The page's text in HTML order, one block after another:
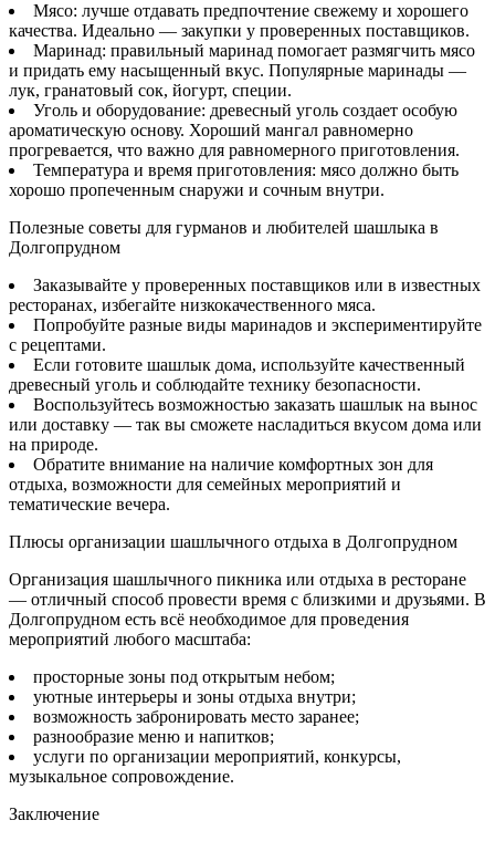
Мясо: лучше отдавать предпочтение свежему и хорошего
качества. Идеально — закупки у проверенных поставщиков.
Маринад: правильный маринад помогает размягчить мясо
и придать ему насыщенный вкус. Популярные маринады —
лук, гранатовый сок, йогурт, специи.
Уголь и оборудование: древесный уголь создает особую
ароматическую основу. Хороший мангал равномерно
прогревается, что важно для равномерного приготовления.
Температура и время приготовления: мясо должно быть
хорошо пропеченным снаружи и сочным внутри.
Полезные советы для гурманов и любителей шашлыка в
Долгопрудном
Заказывайте у проверенных поставщиков или в известных
ресторанах, избегайте низкокачественного мяса.
Попробуйте разные виды маринадов и экспериментируйте
с рецептами.
Если готовите шашлык дома, используйте качественный
древесный уголь и соблюдайте технику безопасности.
Воспользуйтесь возможностью заказать шашлык на вынос
или доставку — так вы сможете насладиться вкусом дома или
на природе.
Обратите внимание на наличие комфортных зон для
отдыха, возможности для семейных мероприятий и
тематические вечера.
Плюсы организации шашлычного отдыха в Долгопрудном
Организация шашлычного пикника или отдыха в ресторане
— отличный способ провести время с близкими и друзьями. В
Долгопрудном есть всё необходимое для проведения
мероприятий любого масштаба:
просторные зоны под открытым небом;
уютные интерьеры и зоны отдыха внутри;
возможность забронировать место заранее;
разнообразие меню и напитков;
услуги по организации мероприятий, конкурсы,
музыкальное сопровождение.
Заключение